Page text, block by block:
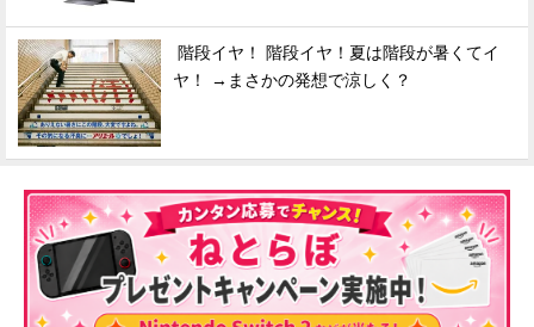
階段イヤ！ 階段イヤ！夏は階段が暑くてイ
ヤ！ →まさかの発想で涼しく？